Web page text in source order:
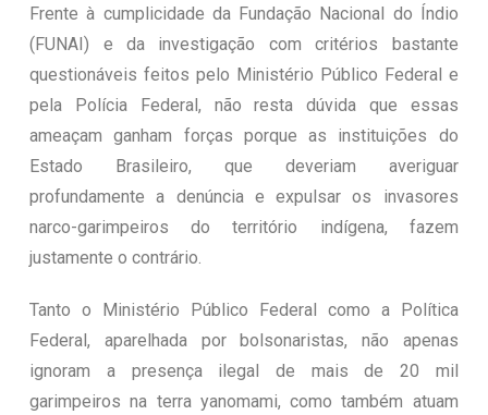
Frente à cumplicidade da Fundação Nacional do Índio
(FUNAI) e da investigação com critérios bastante
questionáveis feitos pelo Ministério Público Federal e
pela Polícia Federal, não resta dúvida que essas
ameaçam ganham forças porque as instituições do
Estado Brasileiro, que deveriam averiguar
profundamente a denúncia e expulsar os invasores
narco-garimpeiros do território indígena, fazem
justamente o contrário.
Tanto o Ministério Público Federal como a Política
Federal, aparelhada por bolsonaristas, não apenas
ignoram a presença ilegal de mais de 20 mil
garimpeiros na terra yanomami, como também atuam